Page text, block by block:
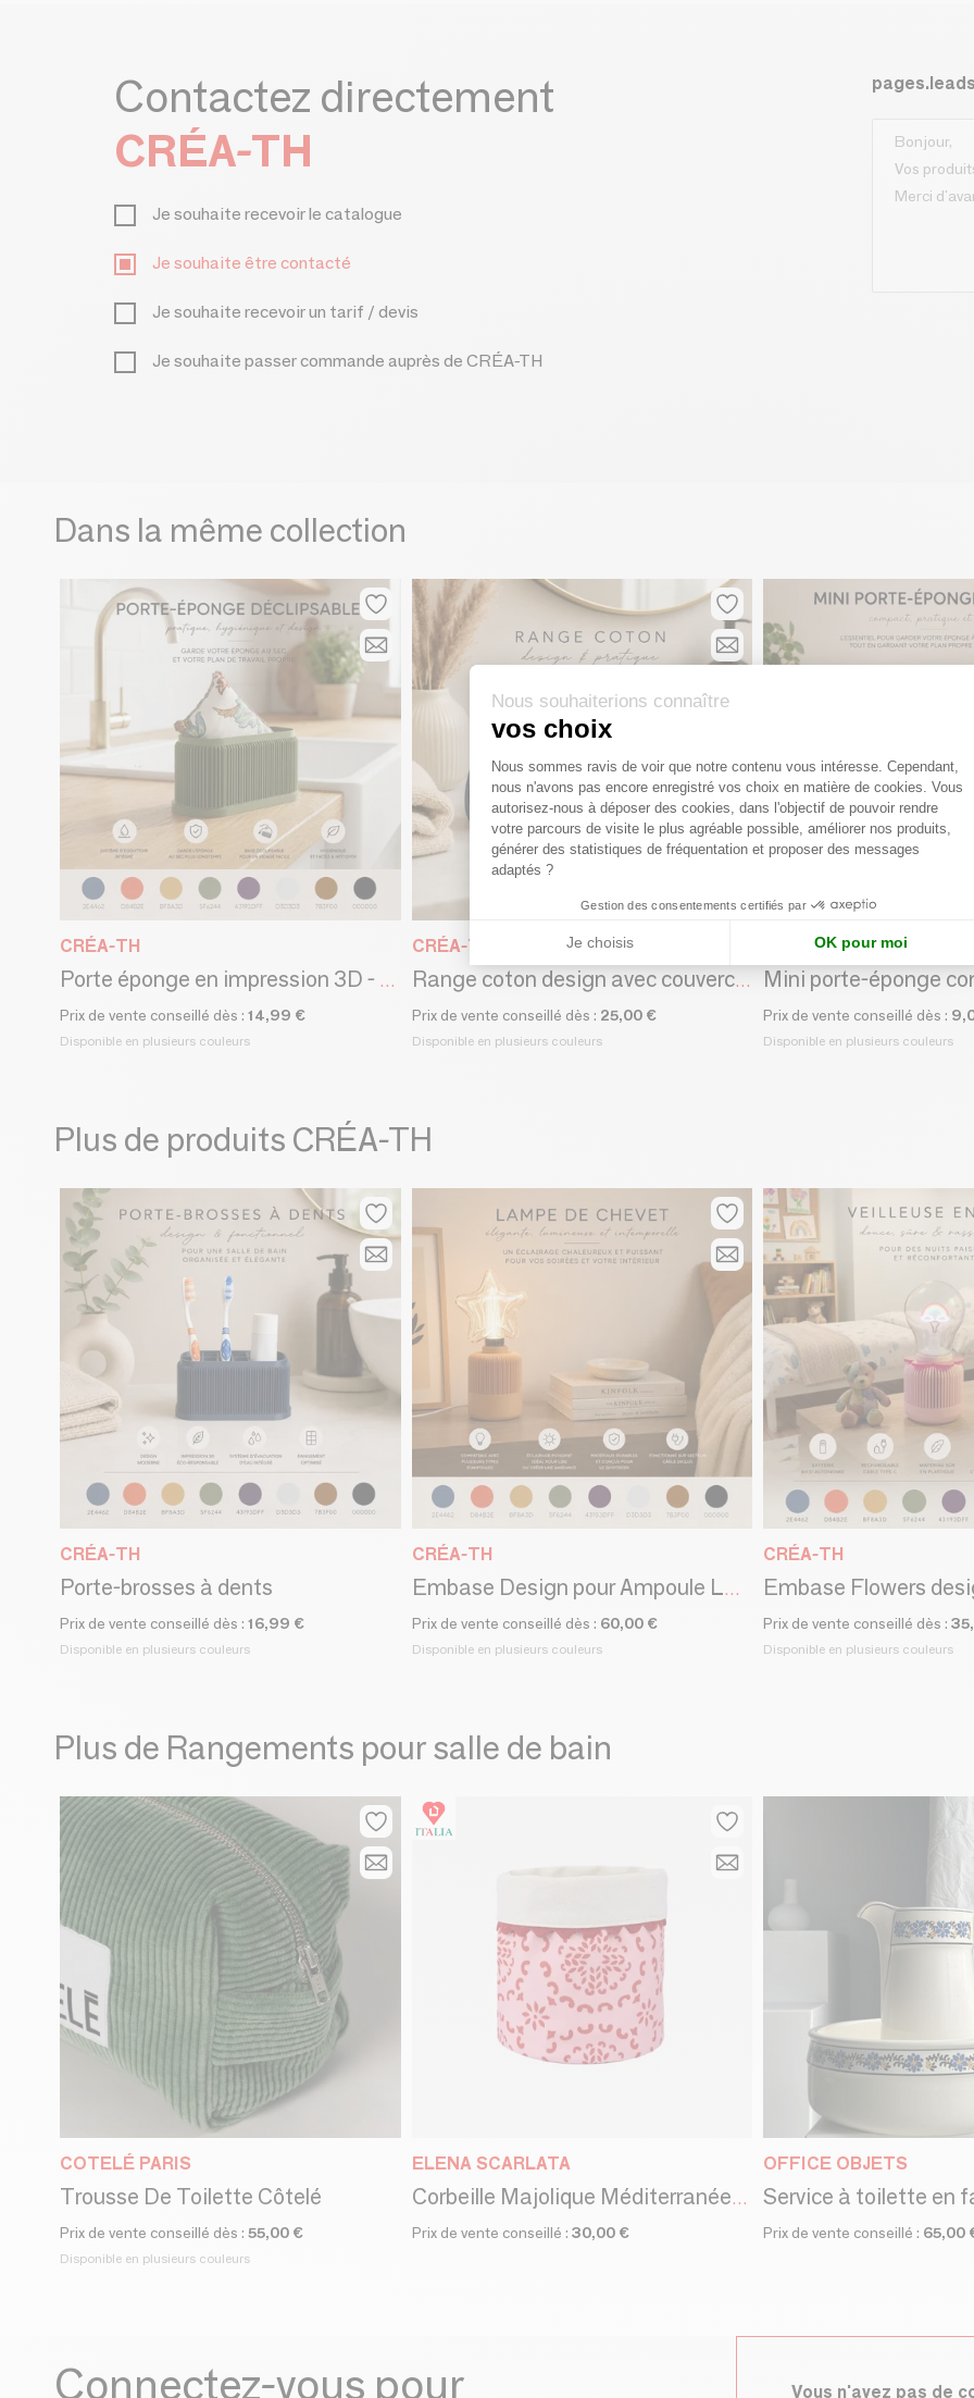
Contactez directement
CRÉA-TH
Je souhaite recevoir le catalogue
Je souhaite être contacté
Je souhaite recevoir un tarif / devis
Je souhaite passer commande auprès de CRÉA-TH
Dans la même collection
CRÉA-TH
Porte éponge en impression 3D - Design et épuré pour la cuisine
Prix de vente conseillé dès : 14,99 €
Disponible en plusieurs couleurs
CRÉA-TH
Range coton design avec couvercle | Boîte de rangement salle de bain
Prix de vente conseillé dès : 25,00 €
Disponible en plusieurs couleurs
CRÉA-TH
Prix de vente conseillé dès :
Disponible en plusieurs couleurs
Plus de produits CRÉA-TH
CRÉA-TH
Porte-brosses à dents
Prix de vente conseillé dès : 16,99 €
Disponible en plusieurs couleurs
CRÉA-TH
Embase Design pour Ampoule LED | Support Minimaliste Imprimé en 3D |
Prix de vente conseillé dès : 60,00 €
Disponible en plusieurs couleurs
CRÉA-TH
Prix de vente conseillé dès :
Disponible en plusieurs couleurs
Plus de Rangements pour salle de bain
COTELÉ PARIS
Trousse De Toilette Côtelé
Prix de vente conseillé dès : 55,00 €
Disponible en plusieurs couleurs
ELENA SCARLATA
Corbeille Majolique Méditerranéenne
Prix de vente conseillé : 30,00 €
OFFICE OBJETS
Prix de vente conseillé : 65,00
Connectez-vous pour Vous n'avez pas de
Nous souhaiterions connaître
vos choix
Plateforme de Gestion du
Nous sommes ravis de voir que notre contenu vous intéresse. Cependant,
nous n'avons pas encore enregistré vos choix en matière de cookies. Vous
autorisez-nous à déposer des cookies, dans l'objectif de pouvoir rendre
votre parcours de visite le plus agréable possible, améliorer nos produits,
générer des statistiques de fréquentation et proposer des messages
adaptés ?
Gestion des consentements certifiés par
Je choisis OK pour moi
Axeptio consent